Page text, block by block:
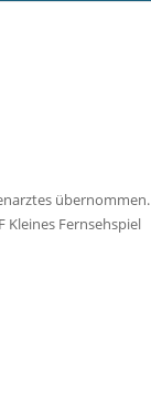
übernommen.
Kleines Fernsehspiel